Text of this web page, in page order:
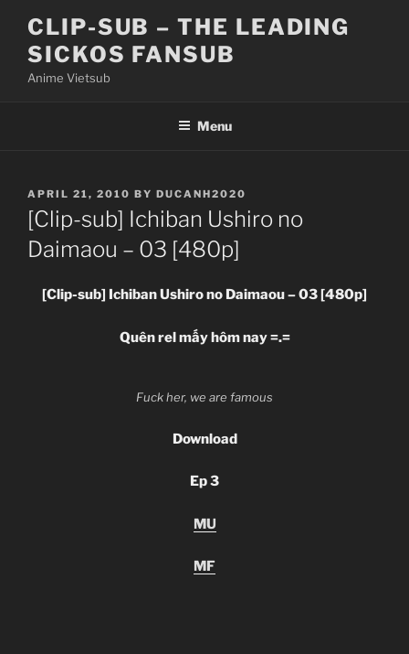
content
CLIP-SUB – THE LEADING
SICKOS FANSUB
Anime Vietsub
Menu
POSTED
ON
APRIL 21, 2010 BY DUCANH2020
[Clip-sub] Ichiban Ushiro no
Daimaou – 03 [480p]
[Clip-sub] Ichiban Ushiro no Daimaou – 03 [480p]
Quên rel mấy hôm nay =.=
Fuck her, we are famous
Download
Ep 3
MU
MF